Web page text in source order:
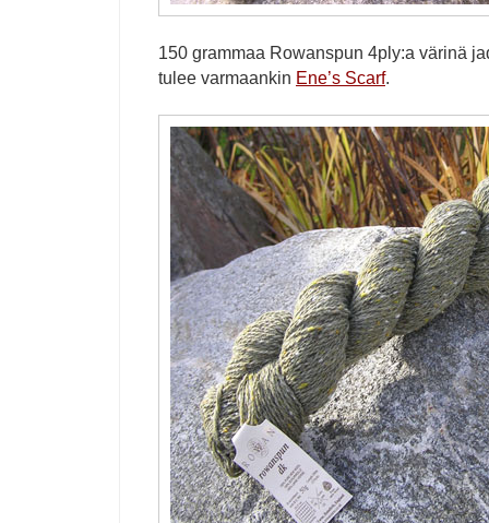
150 grammaa Rowanspun 4ply:a värinä
tulee varmaankin Ene’s Scarf.